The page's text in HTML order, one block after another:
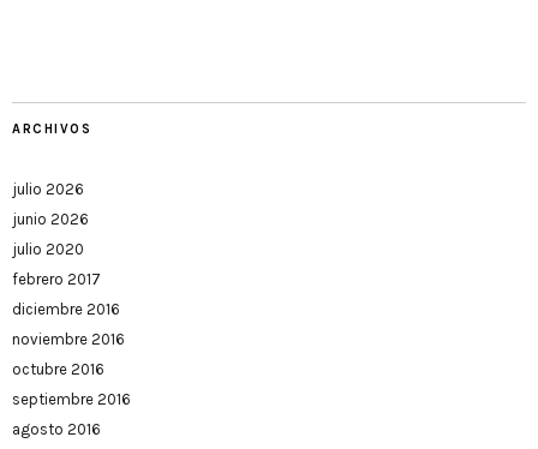
ARCHIVOS
julio 2026
junio 2026
julio 2020
febrero 2017
diciembre 2016
noviembre 2016
octubre 2016
septiembre 2016
agosto 2016